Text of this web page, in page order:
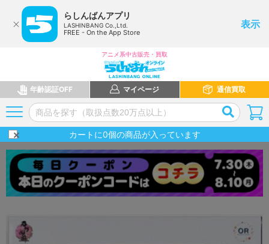
らしんばんアプリ
LASHINBANG Co.,Ltd.
FREE - On the App Store
表示
アニメ系中古販売・買取
年齢認証OFF マイページ 通信買取
カートに0個の商品が入っています